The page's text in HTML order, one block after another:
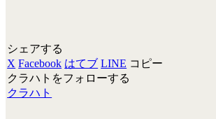
シェアする
X Facebook はてブ LINE コピー
クラハトをフォローする
クラハト